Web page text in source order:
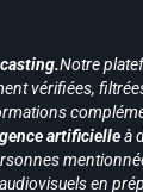
Notre
vérifiées,
artificielleà
en